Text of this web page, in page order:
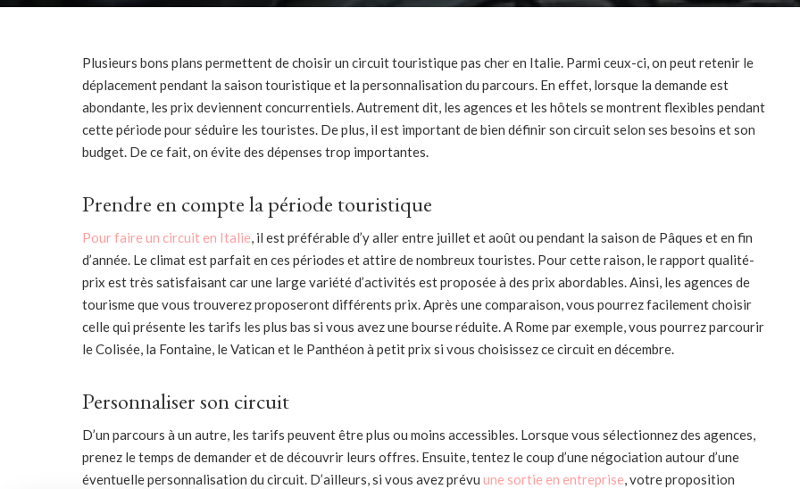
Plusieurs bons plans permettent de choisir un circuit touristique pas cher en Italie. Parmi ceux-ci, on peut retenir le
déplacement pendant la saison touristique et la personnalisation du parcours. En effet, lorsque la demande est
abondante, les prix deviennent concurrentiels. Autrement dit, les agences et les hôtels se montrent flexibles pendant
cette période pour séduire les touristes. De plus, il est important de bien définir son circuit selon ses besoins et son
budget. De ce fait, on évite des dépenses trop importantes.
Prendre en compte la période touristique
Pour faire un circuit en Italie, il est préférable d’y aller entre juillet et août ou pendant la saison de Pâques et en fin
d’année. Le climat est parfait en ces périodes et attire de nombreux touristes. Pour cette raison, le rapport qualité-
prix est très satisfaisant car une large variété d’activités est proposée à des prix abordables. Ainsi, les agences de
tourisme que vous trouverez proposeront différents prix. Après une comparaison, vous pourrez facilement choisir
celle qui présente les tarifs les plus bas si vous avez une bourse réduite. A Rome par exemple, vous pourrez parcourir
le Colisée, la Fontaine, le Vatican et le Panthéon à petit prix si vous choisissez ce circuit en décembre.
Personnaliser son circuit
D’un parcours à un autre, les tarifs peuvent être plus ou moins accessibles. Lorsque vous sélectionnez des agences,
prenez le temps de demander et de découvrir leurs offres. Ensuite, tentez le coup d’une négociation autour d’une
éventuelle personnalisation du circuit. D’ailleurs, si vous avez prévu une sortie en entreprise, votre proposition